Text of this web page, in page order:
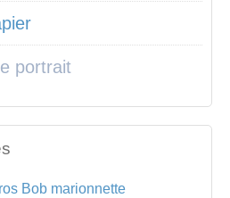
portrait
Bob marionnette